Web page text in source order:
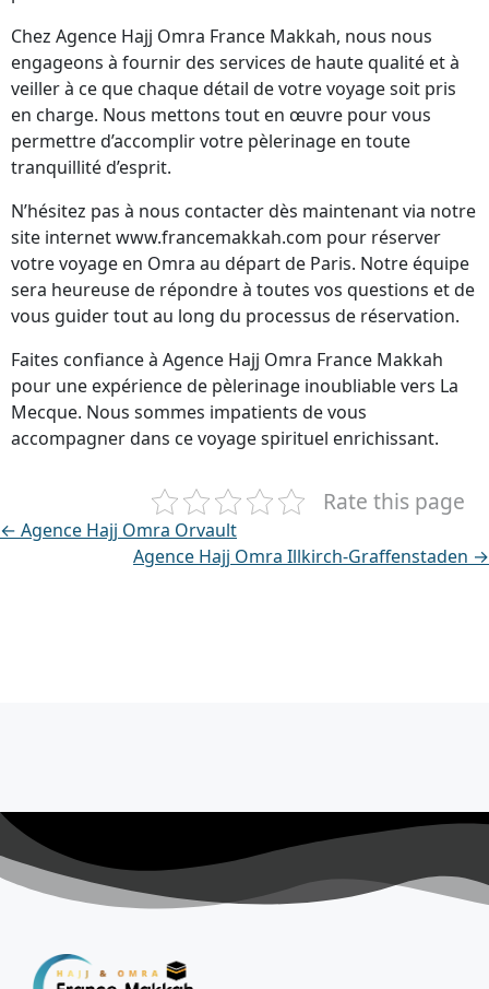
Chez Agence Hajj Omra France Makkah, nous nous
engageons à fournir des services de haute qualité et à
veiller à ce que chaque détail de votre voyage soit pris
en charge. Nous mettons tout en œuvre pour vous
permettre d’accomplir votre pèlerinage en toute
tranquillité d’esprit.
N’hésitez pas à nous contacter dès maintenant via notre
site internet www.francemakkah.com pour réserver
votre voyage en Omra au départ de Paris. Notre équipe
sera heureuse de répondre à toutes vos questions et de
vous guider tout au long du processus de réservation.
Faites confiance à Agence Hajj Omra France Makkah
pour une expérience de pèlerinage inoubliable vers La
Mecque. Nous sommes impatients de vous
accompagner dans ce voyage spirituel enrichissant.
Rate this page
← Agence Hajj Omra Orvault
Agence Hajj Omra Illkirch-Graffenstaden →